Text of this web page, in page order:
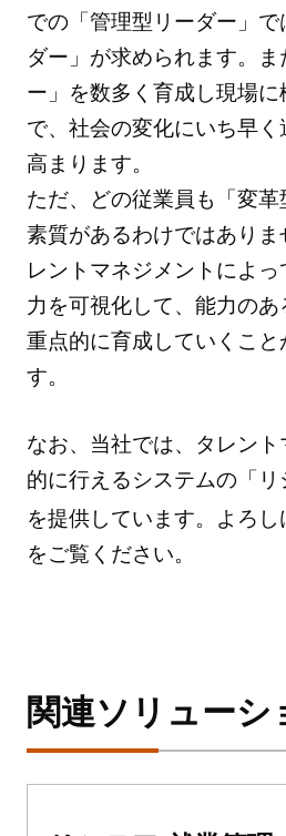
での「管理型リーダー」
ダー」が求められます。
ー」を数多く育成し現場に
で、社会の変化にいち早
高まります。
ただ、どの従業員も「変
素質があるわけではありま
レントマネジメントによ
力を可視化して、能力の
重点的に育成していくこと
す。
なお、当社では、タレン
的に行えるシステムの「リ
を提供しています。よろし
をご覧ください。
関連ソリューシ